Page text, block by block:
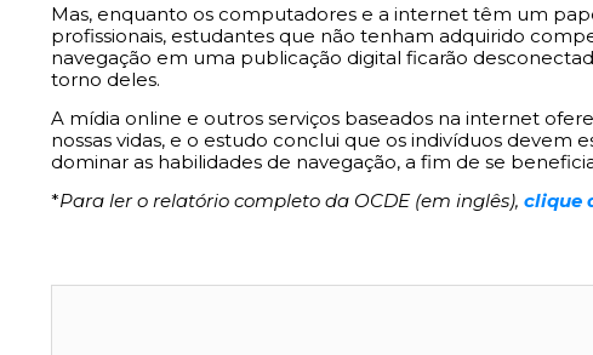
Mas, enquanto os computadores e a internet têm um
profissionais, estudantes que não tenham adquirido
navegação em uma publicação digital ficarão
torno deles.
A mídia online e outros serviços baseados na internet
nossas vidas, e o estudo conclui que os indivíduos devem
dominar as habilidades de navegação, a fim de se
*Para ler o relatório completo da OCDE (em inglês), clique